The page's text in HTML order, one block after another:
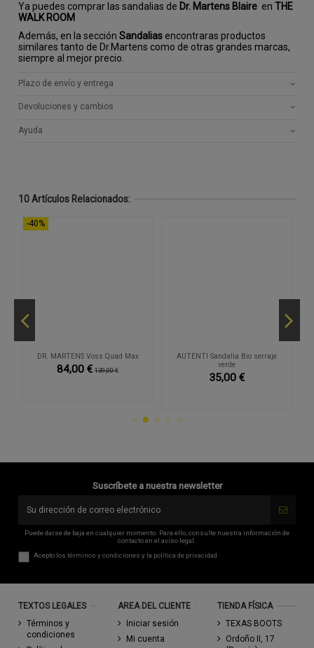
Ya puedes comprar las sandalias de Dr. Martens Blaire enTHE
WALK ROOM
Además, en la secciónSandalias encontraras productos
similares tanto de Dr.Martens como de otras grandes marcas,
siempre al mejor precio.
Plazo de envío y entrega
Devoluciones y cambios
Ayuda
10 Artículos Relacionados:
-40%
DR. MARTENS Voss Quad Max
84,00 € 139,00 €
AUTENTI Sandalia Bio serraje
verde
35,00 €
Suscríbete a nuestra newsletter
Puede darse de baja en cualquier momento. Para ello, consulte nuestra información de
contacto en el aviso legal.
Acepto lostérminos y condiciones y la política de privacidad
TEXTOS LEGALES
Términos y
condiciones
AREA DEL CLIENTE
Iniciar sesión
Mi cuenta
TIENDA FÍSICA
TEXAS BOOTS
Ordoño II, 17